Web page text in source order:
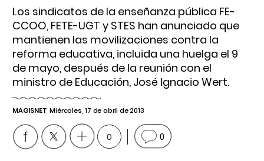
Los sindicatos de la enseñanza pública FE-
CCOO, FETE-UGT y STES han anunciado que
mantienen las movilizaciones contra la
reforma educativa, incluida una huelga el 9
de mayo, después de la reunión con el
ministro de Educación, José Ignacio Wert.
MAGISNET Miércoles, 17 de abril de 2013
0 0